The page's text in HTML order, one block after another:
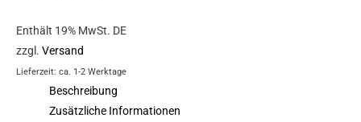
Enthält 19% MwSt. DE
zzgl. Versand
Lieferzeit: ca. 1-2 Werktage
Beschreibung
Zusätzliche Informationen